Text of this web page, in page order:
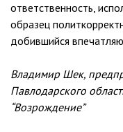
ответственность,
образец
добившийся
Владимир Шек,
Павлодарского
“Возрождение”